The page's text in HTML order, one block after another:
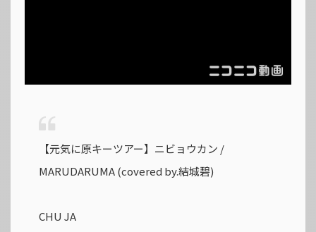
【元気に原キーツアー】ニビョウカン /
MARUDARUMA (covered by.結城碧)
CHU JA